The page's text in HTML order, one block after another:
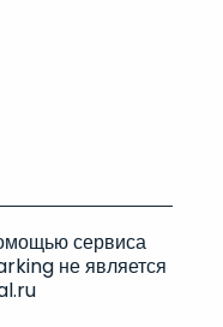
сервиса
не является